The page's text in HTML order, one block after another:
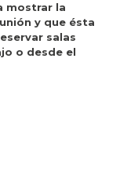
mostrar la
y que ésta
salas
o desde el